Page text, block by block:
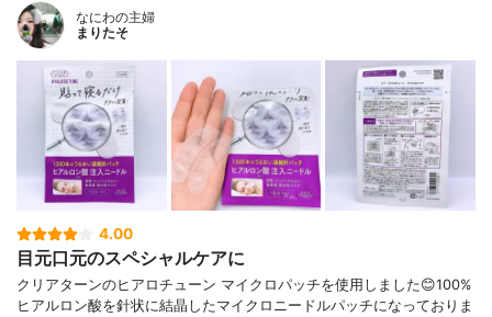
なにわの主婦
まりたそ
4.00
目元口元のスペシャルケアに
クリアターンのヒアロチューン マイクロパッチを使用しました😊100%
ヒアルロン酸を針状に結晶したマイクロニードルパッチになっておりま